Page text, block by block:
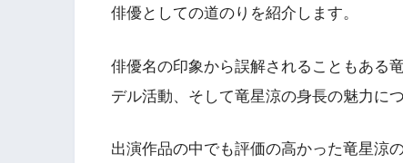
俳優としての道のりを紹介します。
俳優名の印象から誤解されることもある
デル活動、そして竜星涼の身長の魅力に
出演作品の中でも評価の高かった竜星涼